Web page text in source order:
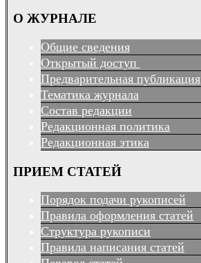
О ЖУРНАЛЕ
Общие сведения
Открытый доступ
Предварительная публикация
Тематика журнала
Состав редакции
Редакционная политика
Редакционная этика
ПРИЕМ СТАТЕЙ
Порядок подачи рукописей
Правила оформления статей
Структура рукописи
Правила написания статей